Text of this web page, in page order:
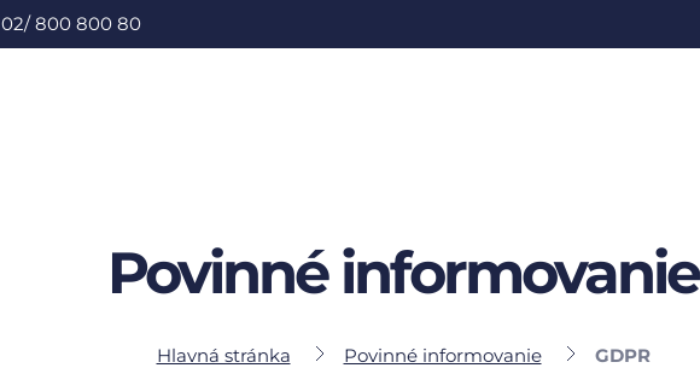
02/ 800 800 80
Povinné informovanie
Hlavná stránka Povinné informovanie GDPR